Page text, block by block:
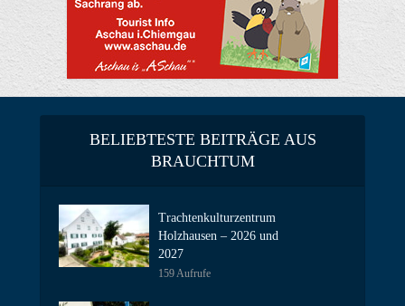
BELIEBTESTE BEITRÄGE AUS
BRAUCHTUM
Trachtenkulturzentrum
Holzhausen – 2026 und
2027
159 Aufrufe